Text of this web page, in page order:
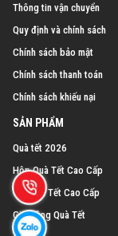
Thông tin vận chuyển
Quy định và chính sách
Chính sách bảo mật
Chính sách thanh toán
Chính sách khiếu nại
SẢN PHẨM
Quà tết 2026
Hộp Quà Tết Cao Cấp
Giỏ Quà Tết Cao Cấp
Gia Công Quà Tết